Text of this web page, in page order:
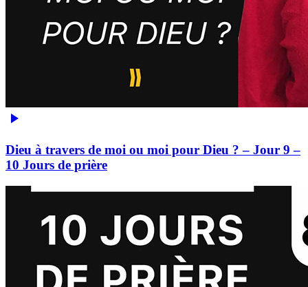
Dieu à travers de moi ou moi pour Dieu ? – Jour 9 –
10 Jours de prière